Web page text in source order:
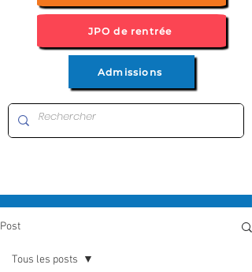
JPO de rentrée
Admissions
Post
Tous les posts